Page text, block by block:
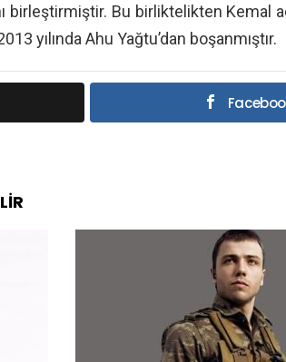
birleştirmiştir. Bu birliktelikten Kemal
yılında Ahu Yağtu’dan boşanmıştır.